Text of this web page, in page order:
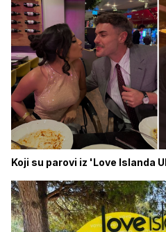
Koji su parovi iz 'Love Islanda